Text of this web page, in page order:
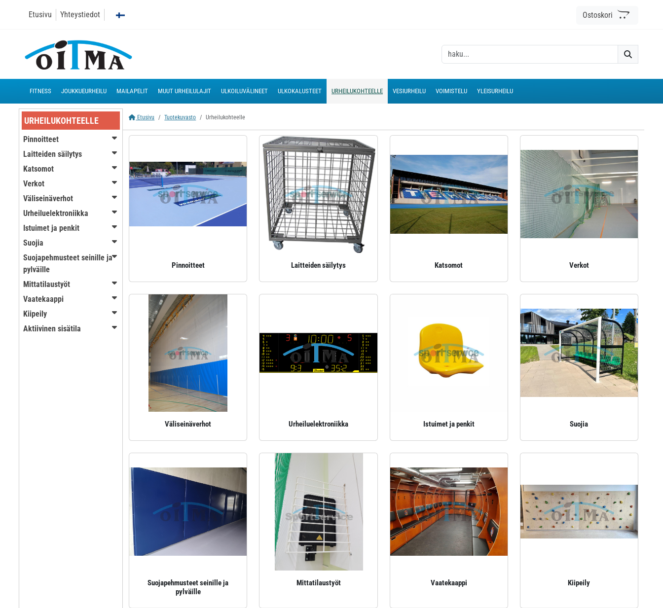
Etusivu Yhteystiedot Ostoskori
FITNESS JOUKKUEURHEILU MAILAPELIT MUUT URHEILULAJIT ULKOILUVÄLINEET ULKOKALUSTEET URHEILUKOHTEELLE VESIURHEILU VOIMISTELU YLEISURHEILU
URHEILUKOHTEELLE
Pinnoitteet
Laitteiden säilytys
Katsomot
Verkot
Väliseinäverhot
Urheiluelektroniikka
Istuimet ja penkit
Suojia
Suojapehmusteet seinille ja
pylväille
Mittatilaustyöt
Vaatekaappi
Kiipeily
Aktiivinen sisätila
Etusivu Tuotekuvasto Urheilukohteelle
Pinnoitteet Laitteiden säilytys Katsomot Verkot
Väliseinäverhot Urheiluelektroniikka Istuimet ja penkit Suojia
Suojapehmusteet seinille ja
pylväille
Mittatilaustyöt Vaatekaappi Kiipeily